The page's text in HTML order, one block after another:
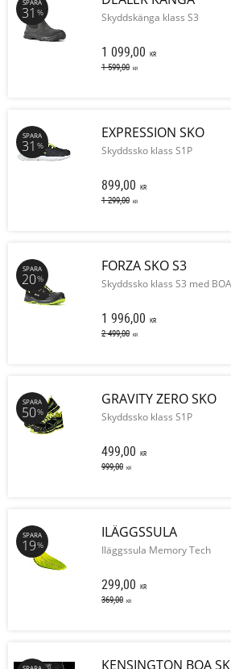
Skyddskänga klass S3
1 099,00 KR
1 599,00 KR
SPARA
31 %
EXPRESSION SKO
Skyddssko klass S1P
899,00 KR
1 299,00 KR
SPARA
31 %
FORZA SKO S3
Skyddssko klass S3 med
1 996,00 KR
2 499,00 KR
SPARA
20%
GRAVITY ZERO SKO
Skyddssko klass S1P
499,00 KR
999,00 KR
SPARA
50%
ILÄGGSSULA
Iläggssula Memory Tech
299,00 KR
369,00 KR
SPARA
19%
KENSINGTON BOA